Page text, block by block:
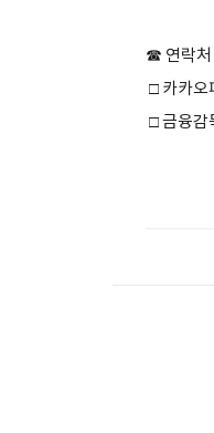
☎ 연락처
□ 카카오
□ 금융감